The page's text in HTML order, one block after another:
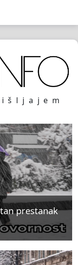
prestanak
prestanak
prestanak